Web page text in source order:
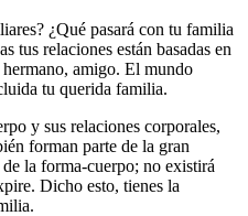
¿Qué pasará con tu familia
tus relaciones están basadas en
amigo. El mundo
tu querida familia.
y sus relaciones corporales,
forman parte de la gran
la forma-cuerpo; no existirá
Dicho esto, tienes la